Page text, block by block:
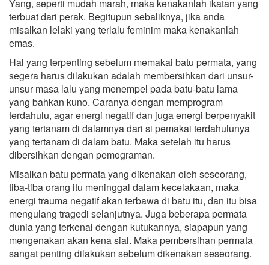
Yang, seperti mudah marah, maka kenakanlah ikatan yang
terbuat dari perak. Begitupun sebaliknya, jika anda
misalkan lelaki yang terlalu feminim maka kenakanlah
emas.
Hal yang terpenting sebelum memakai batu permata, yang
segera harus dilakukan adalah membersihkan dari unsur-
unsur masa lalu yang menempel pada batu-batu lama
yang bahkan kuno. Caranya dengan memprogram
terdahulu, agar energi negatif dan juga energi berpenyakit
yang tertanam di dalamnya dari si pemakai terdahulunya
yang tertanam di dalam batu. Maka setelah itu harus
dibersihkan dengan pemograman.
Misalkan batu permata yang dikenakan oleh seseorang,
tiba-tiba orang itu meninggal dalam kecelakaan, maka
energi trauma negatif akan terbawa di batu itu, dan itu bisa
mengulang tragedi selanjutnya. Juga beberapa permata
dunia yang terkenal dengan kutukannya, siapapun yang
mengenakan akan kena sial. Maka pembersihan permata
sangat penting dilakukan sebelum dikenakan seseorang.